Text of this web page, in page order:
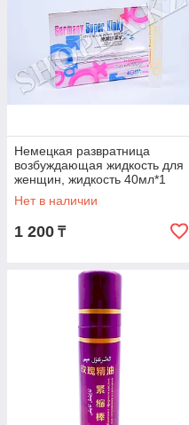
Немецкая развратница
возбуждающая жидкость для
женщин, жидкость 40мл*1
флакон
Нет в наличии
1 200 ₸